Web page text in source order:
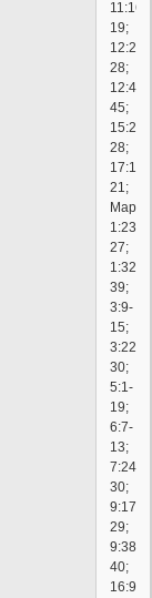
11:16-
19;
12:22-
28;
12:43-
45;
15:21-
28;
17:14-
21;
Марк:
1:23-
27;
1:32-
39;
3:9-
15;
3:22-
30;
5:1-
19;
6:7-
13;
7:24-
30;
9:17-
29;
9:38-
40;
16:9;